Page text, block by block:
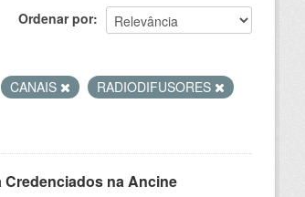
Ordenar por
CANAIS
RADIODIFUSORES
na Ancine